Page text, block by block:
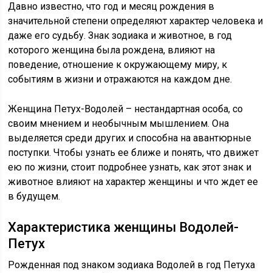
Давно известно, что год и месяц рождения в
значительной степени определяют характер человека и
даже его судьбу. Знак зодиака и животное, в год
которого женщина была рождена, влияют на
поведение, отношение к окружающему миру, к
событиям в жизни и отражаются на каждом дне.
Женщина Петух-Водолей – нестандартная особа, со
своим мнением и необычным мышлением. Она
выделяется среди других и способна на авантюрные
поступки. Чтобы узнать ее ближе и понять, что движет
ею по жизни, стоит подробнее узнать, как этот знак и
животное влияют на характер женщины и что ждет ее
в будущем.
Характеристика женщины Водолей-
Петух
Рожденная под знаком зодиака Водолей в год Петуха